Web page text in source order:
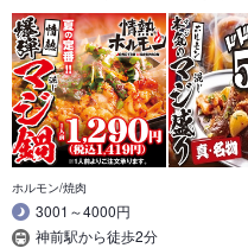
ホルモン/焼肉
3001～4000円
神前駅から徒歩2分